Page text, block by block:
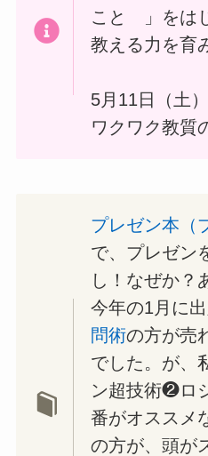
こと 」をは
教える力を育
5月11日（土
ワクワク教質
プレゼン本（
で、プレゼン
し！なぜか？
今年の1月に
問術の方が売
でした。が、
ン超技術❷ロ
番がオススメ
の方が、頭が